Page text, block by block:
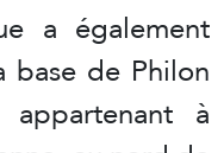
a également
de Philon
à